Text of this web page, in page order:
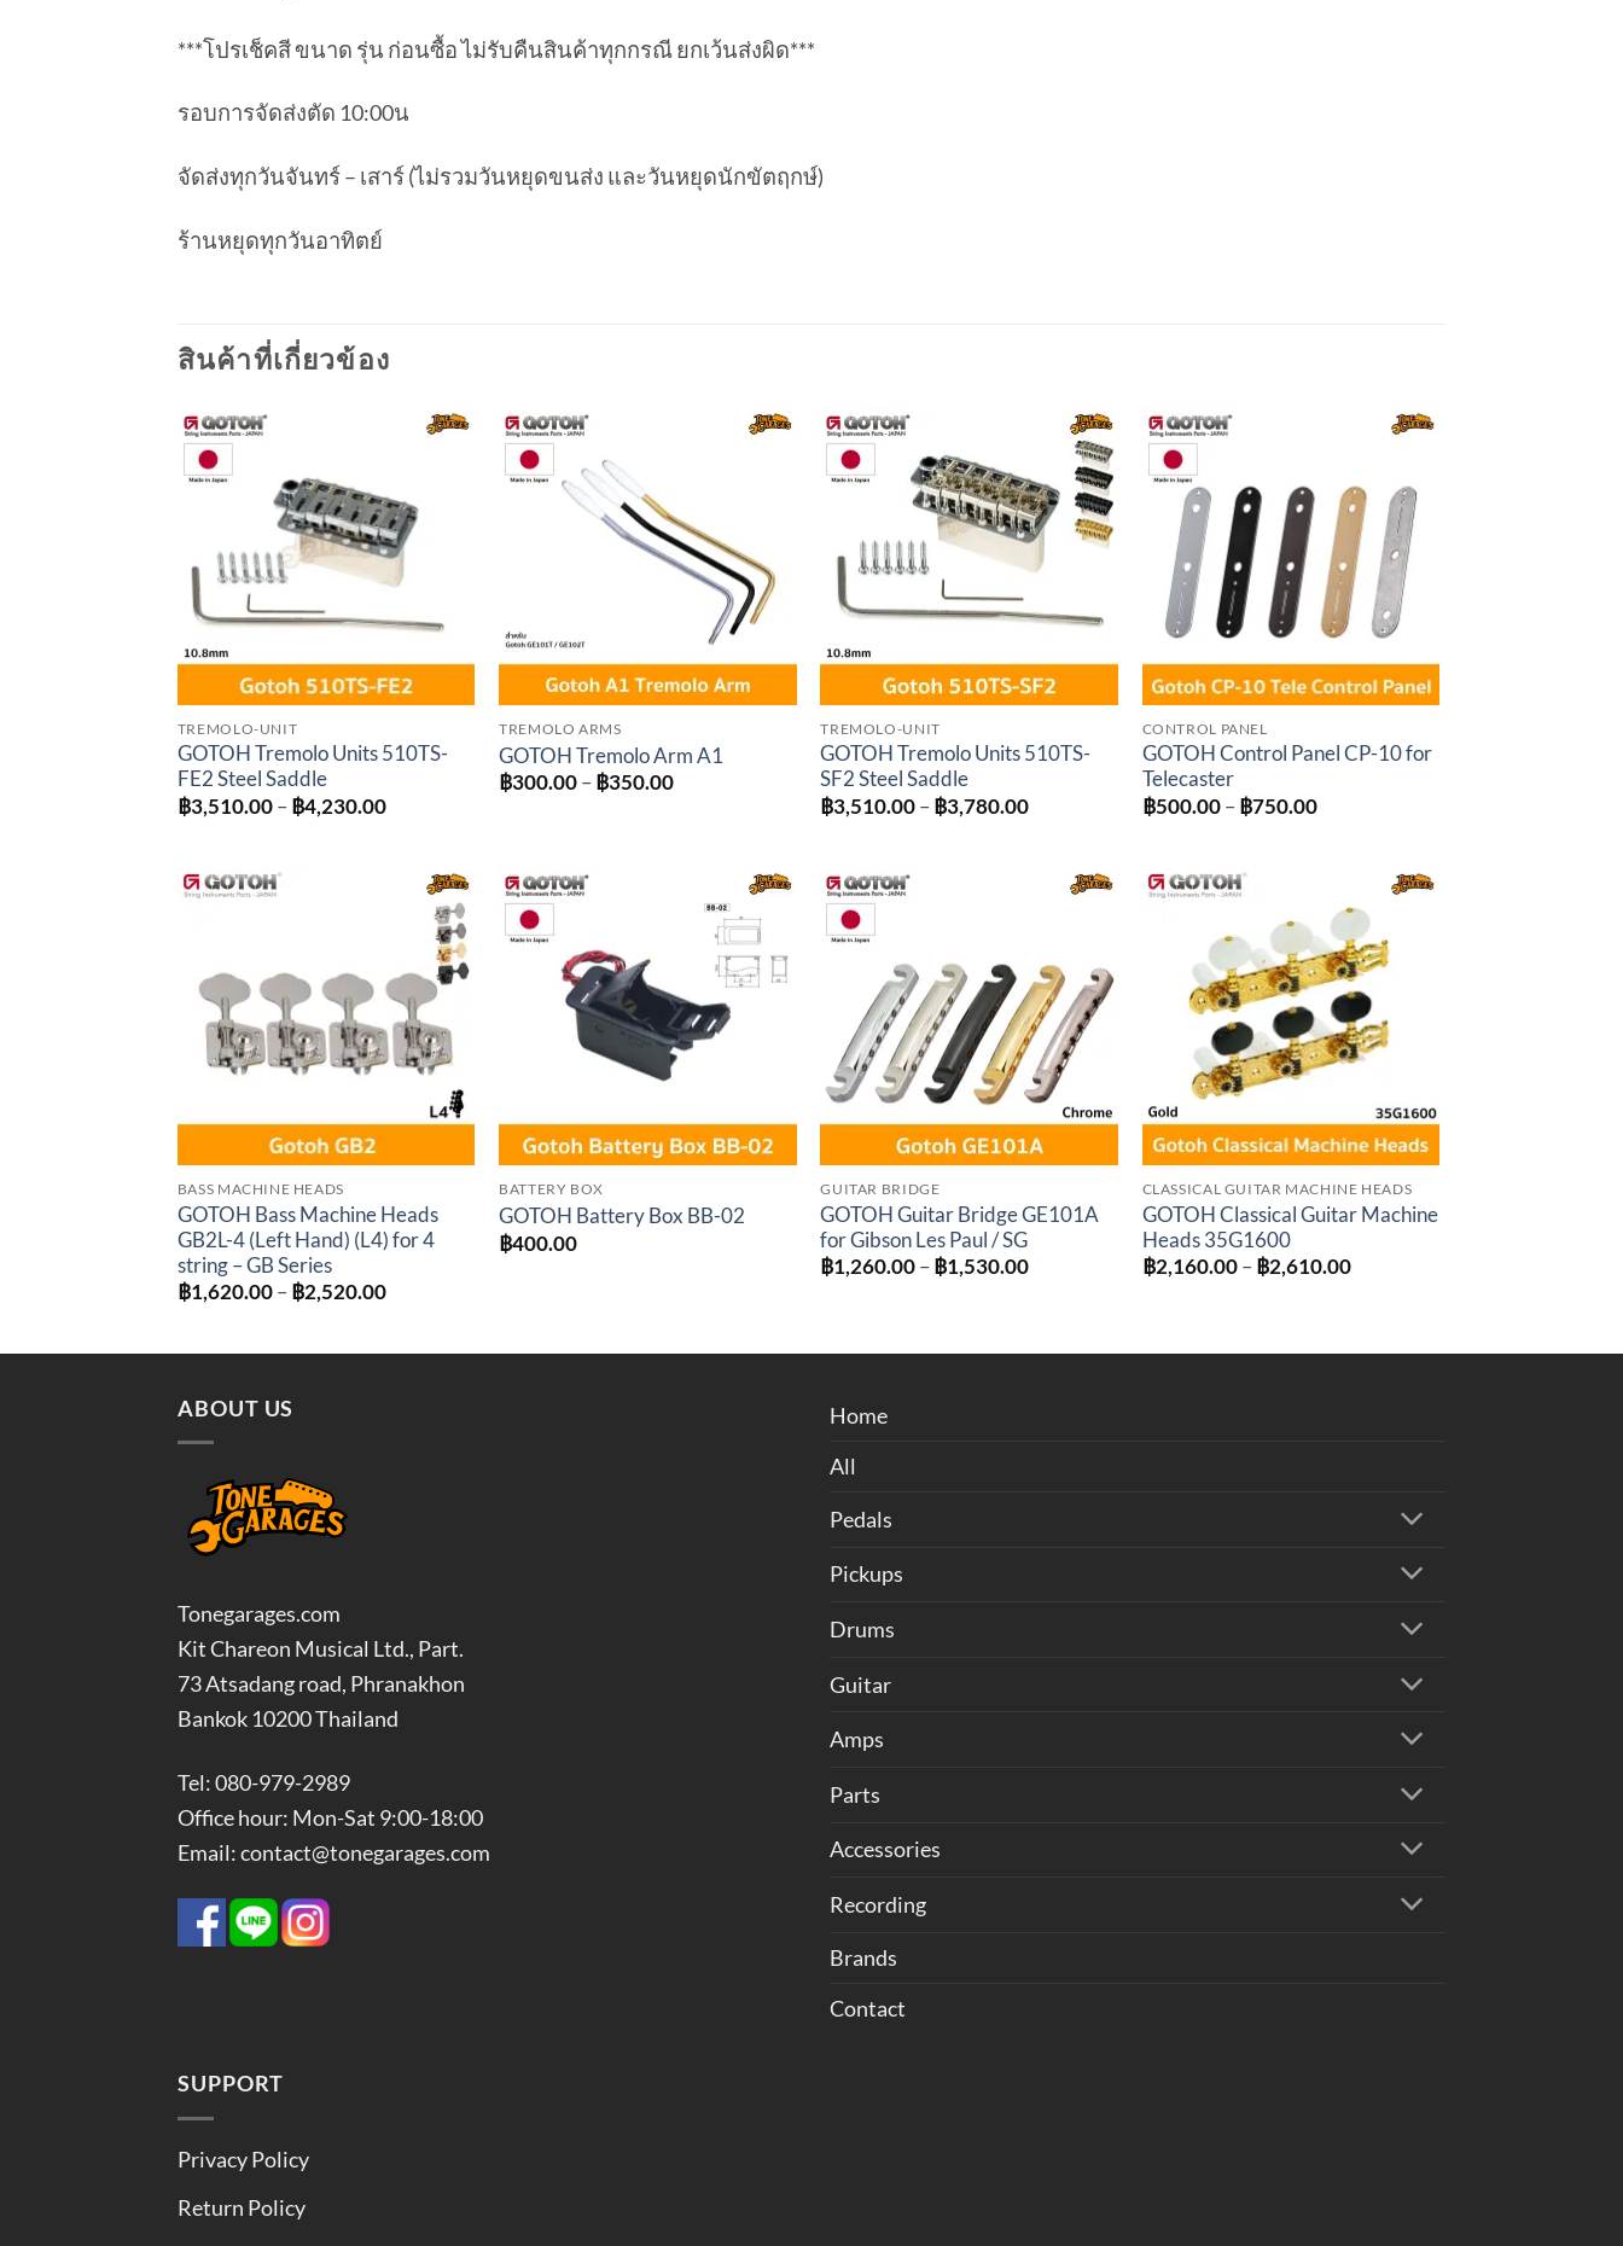
***โปรเช็คสี ขนาด รุ่น ก่อนซื้อ ไม่รับคืนสินค้าทุกกรณี ยกเว้นส่งผิด***
รอบการจัดส่งตัด 10:00น
จัดส่งทุกวันจันทร์ – เสาร์ (ไม่รวมวันหยุดขนส่ง และวันหยุดนักขัตฤกษ์)
ร้านหยุดทุกวันอาทิตย์
สินค้าที่เกี่ยวข้อง
wishlist
TREMOLO-UNIT
GOTOH Tremolo Units 510TS-
FE2 Steel Saddle
฿3,510.00 – ฿4,230.00Price
฿4,230.00
TREMOLO ARMS
GOTOH Tremolo Arm A1
฿300.00 – ฿350.00Price
Add to
wishlist
TREMOLO-UNIT
GOTOH Tremolo Units 510TS-
SF2 Steel Saddle
฿3,510.00 – ฿3,780.00Price
฿3,780.00
Add to
wishlist
CONTROL PANEL
GOTOH Control Panel CP-10 for
Telecaster
฿500.00 – ฿750.00Price
฿750.00
Add to
wishlist
BASS MACHINE HEADS
GOTOH Bass Machine Heads
GB2L-4 (Left Hand) (L4) for 4
string – GB Series
฿1,620.00 – ฿2,520.00Price
through
Add to
wishlist
BATTERY BOX
GOTOH Battery Box BB-02
฿400.00
wishlist
GUITAR BRIDGE
GOTOH Guitar Bridge GE101A
for Gibson Les Paul / SG
฿1,260.00 – ฿1,530.00Price
Add to
wishlist
CLASSICAL GUITAR MACHINE HEADS
GOTOH Classical Guitar Machine
Heads 35G1600
฿2,160.00 – ฿2,610.00Price
ABOUT US
Tonegarages.com
Kit Chareon Musical Ltd., Part.
73 Atsadang road, Phranakhon
Bankok 10200 Thailand
Tel: 080-979-2989
Office hour: Mon-Sat 9:00-18:00
Email: contact@tonegarages.com
Home
All
Pedals
Pickups
Drums
Guitar
Amps
Parts
Accessories
Recording
Brands
Contact
SUPPORT
Privacy Policy
Return Policy